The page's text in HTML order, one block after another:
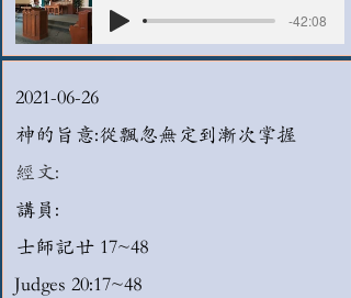
-42:08
2021-06-26
神的旨意:從飄忽無定到漸次掌握
經文:
講員:
士師記廿 17~48
Judges 20:17~48